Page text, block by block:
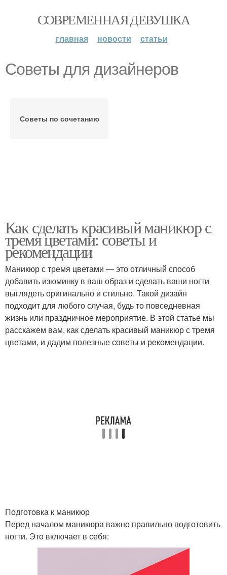
СОВРЕМЕННАЯ ДЕВУШКА
главная новости статьи
Советы для дизайнеров
Советы по сочетанию
Как сделать красивый маникюр с
тремя цветами: советы и
рекомендации
Маникюр с тремя цветами — это отличный способ
добавить изюминку в ваш образ и сделать ваши ногти
выглядеть оригинально и стильно. Такой дизайн
подходит для любого случая, будь то повседневная
жизнь или праздничное мероприятие. В этой статье мы
расскажем вам, как сделать красивый маникюр с тремя
цветами, и дадим полезные советы и рекомендации.
Подготовка к маникюр
Перед началом маникюра важно правильно подготовить
ногти. Это включает в себя: